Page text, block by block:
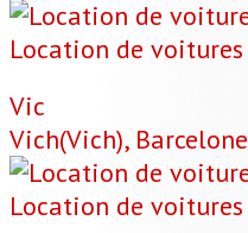
Location de voitures
Vic
Vich(Vich), Barcelone
Location de voitures